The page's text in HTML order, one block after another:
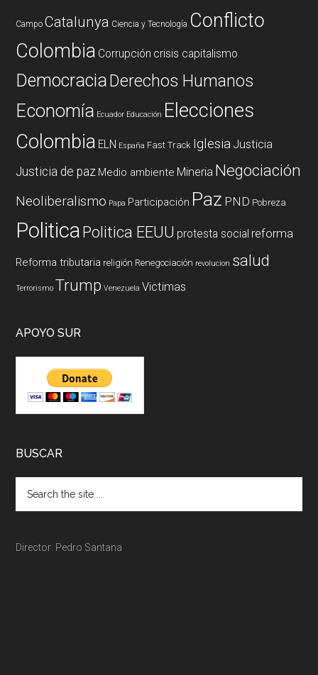
Campo Catalunya Ciencia y Tecnología Conflicto
Colombia Corrupción crisis capitalismo
DemocraciaDerechos Humanos
Economía Ecuador Educación Elecciones
Colombia ELN España Fast Track Iglesia Justicia
Justicia de paz Medio ambiente Mineria Negociación
Neoliberalismo Papa Participación Paz PND Pobreza
PoliticaPolitica EEUU protesta social reforma
Reforma tributaria religión Renegociación revolucion salud
Terrorismo Trump Venezuela Victimas
APOYO SUR
BUSCAR
Director: Pedro Santana